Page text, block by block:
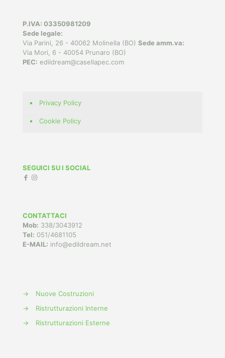
P.IVA: 03350981209
Sede legale:
Via Parini, 26 - 40062 Molinella (BO) Sede amm.va:
Via Mori, 6 - 40054 Prunaro (BO)
PEC: edildream@casellapec.com
Privacy Policy
Cookie Policy
SEGUICI SU I SOCIAL
CONTATTACI
Mob: 338/3043912
Tel: 051/4681105
E-MAIL: info@edildream.net
→
Nuove Costruzioni
→
Ristrutturazioni Interne
→
Ristrutturazioni Esterne